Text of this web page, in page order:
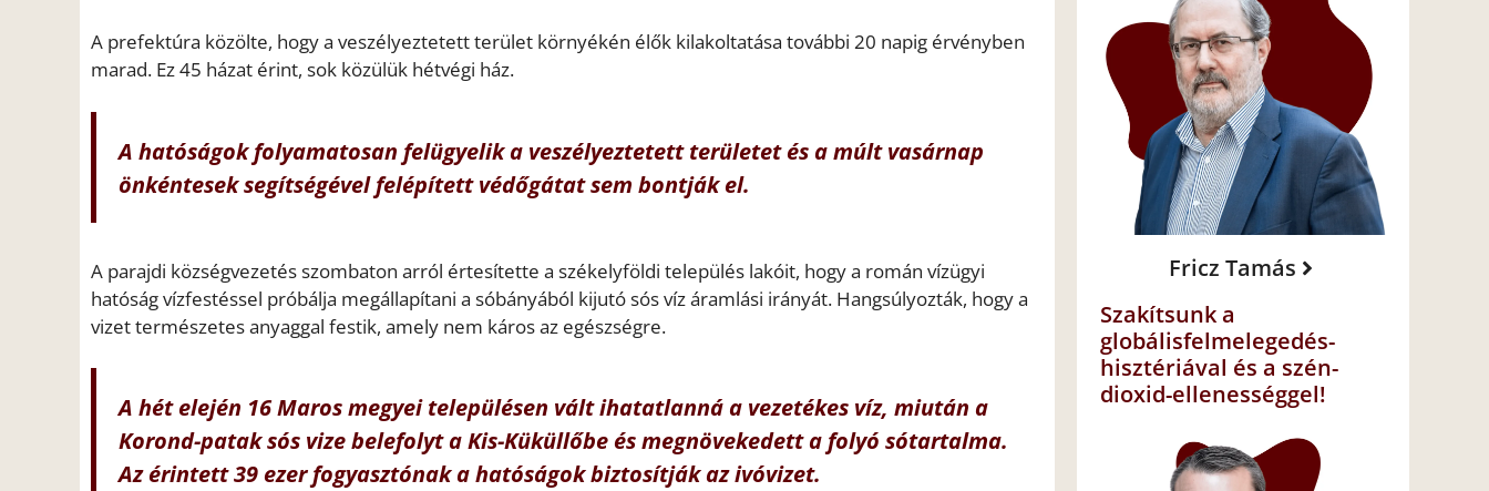
A prefektúra közölte, hogy a veszélyeztetett terület környékén élők kilakoltatása további 20 napig érvényben
marad. Ez 45 házat érint, sok közülük hétvégi ház.
A hatóságok folyamatosan felügyelik a veszélyeztetett területet és a múlt vasárnap
önkéntesek segítségével felépített védőgátat sem bontják el.
A parajdi községvezetés szombaton arról értesítette a székelyföldi település lakóit, hogy a román vízügyi
hatóság vízfestéssel próbálja megállapítani a sóbányából kijutó sós víz áramlási irányát. Hangsúlyozták, hogy a
vizet természetes anyaggal festik, amely nem káros az egészségre.
A hét elején 16 Maros megyei településen vált ihatatlanná a vezetékes víz, miután a
Korond-patak sós vize belefolyt a Kis-Küküllőbe és megnövekedett a folyó sótartalma.
Az érintett 39 ezer fogyasztónak a hatóságok biztosítják az ivóvizet.
Fricz Tamás
Szakítsunk a
globálisfelmelegedés-
hisztériával és a szén-
dioxid-ellenességgel!